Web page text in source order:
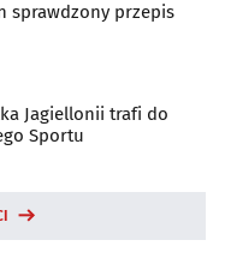
sprawdzony przepis
Jagiellonii trafi do
Sportu